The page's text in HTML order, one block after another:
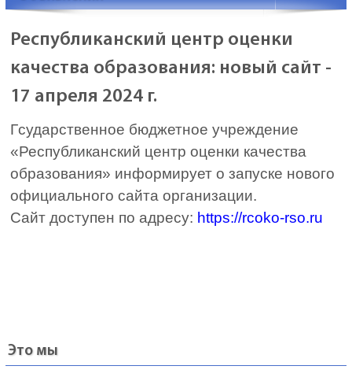
Республиканский центр оценки
качества образования: новый сайт -
17 апреля 2024 г.
Гсударственное бюджетное учреждение
«Республиканский центр оценки качества
образования» информирует о запуске нового
официального сайта организации.
Сайт доступен по адресу: https://rcoko-rso.ru
Это мы